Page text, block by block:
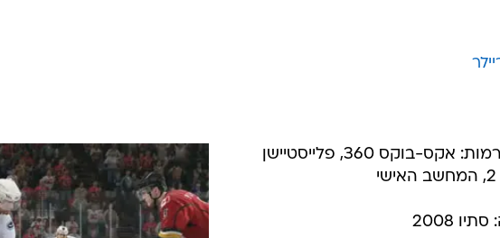
מגיע לפלטפורמות: אקס-בוקס 360, פלייסטיישן
2008